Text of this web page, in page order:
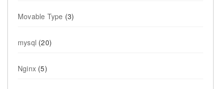
Movable Type (3)
mysql (20)
Nginx (5)